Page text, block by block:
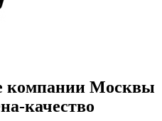
компании Москвы
качество